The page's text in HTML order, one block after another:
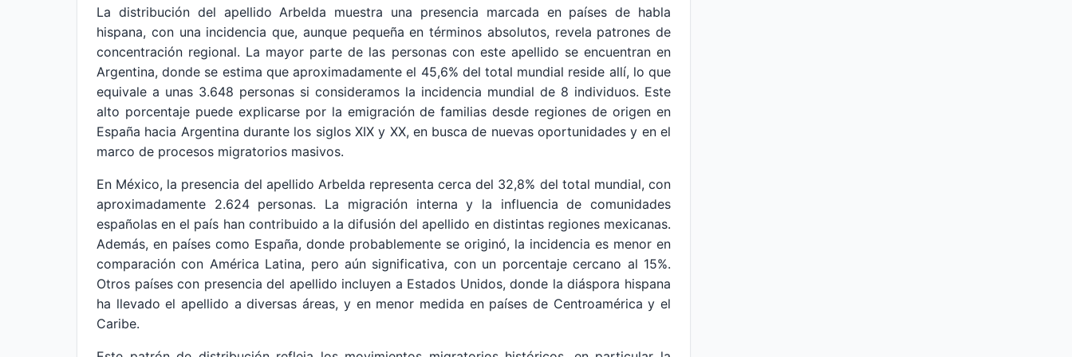
La distribución del apellido Arbelda muestra una presencia marcada en países de habla
hispana, con una incidencia que, aunque pequeña en términos absolutos, revela patrones de
concentración regional. La mayor parte de las personas con este apellido se encuentran en
Argentina, donde se estima que aproximadamente el 45,6% del total mundial reside allí, lo que
equivale a unas 3.648 personas si consideramos la incidencia mundial de 8 individuos. Este
alto porcentaje puede explicarse por la emigración de familias desde regiones de origen en
España hacia Argentina durante los siglos XIX y XX, en busca de nuevas oportunidades y en el
marco de procesos migratorios masivos.
En México, la presencia del apellido Arbelda representa cerca del 32,8% del total mundial, con
aproximadamente 2.624 personas. La migración interna y la influencia de comunidades
españolas en el país han contribuido a la difusión del apellido en distintas regiones mexicanas.
Además, en países como España, donde probablemente se originó, la incidencia es menor en
comparación con América Latina, pero aún significativa, con un porcentaje cercano al 15%.
Otros países con presencia del apellido incluyen a Estados Unidos, donde la diáspora hispana
ha llevado el apellido a diversas áreas, y en menor medida en países de Centroamérica y el
Caribe.